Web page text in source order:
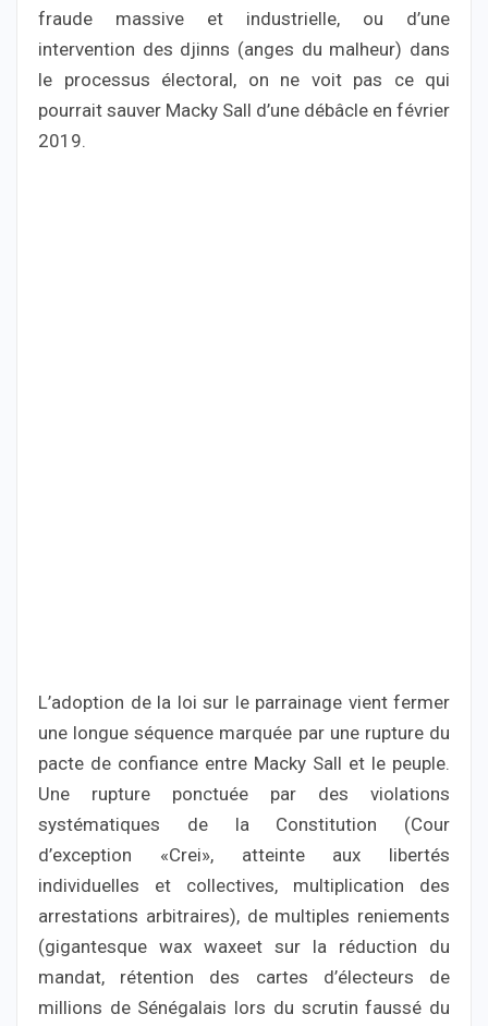
fraude massive et industrielle, ou d’une
intervention des djinns (anges du malheur) dans
le processus électoral, on ne voit pas ce qui
pourrait sauver Macky Sall d’une débâcle en février
2019.
L’adoption de la loi sur le parrainage vient fermer
une longue séquence marquée par une rupture du
pacte de confiance entre Macky Sall et le peuple.
Une rupture ponctuée par des violations
systématiques de la Constitution (Cour
d’exception «Crei», atteinte aux libertés
individuelles et collectives, multiplication des
arrestations arbitraires), de multiples reniements
(gigantesque wax waxeet sur la réduction du
mandat, rétention des cartes d’électeurs de
millions de Sénégalais lors du scrutin faussé du